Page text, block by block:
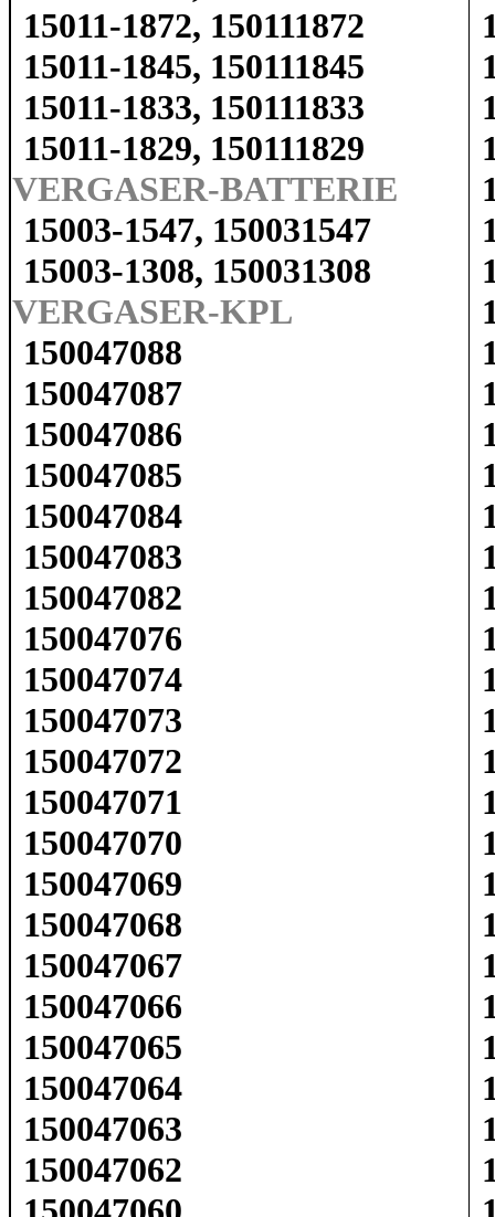
15011-1872, 150111872
15011-1845, 150111845
15011-1833, 150111833
15011-1829, 150111829
VERGASER-BATTERIE
15003-1547, 150031547
15003-1308, 150031308
VERGASER-KPL
150047088
150047087
150047086
150047085
150047084
150047083
150047082
150047076
150047074
150047073
150047072
150047071
150047070
150047069
150047068
150047067
150047066
150047065
150047064
150047063
150047062